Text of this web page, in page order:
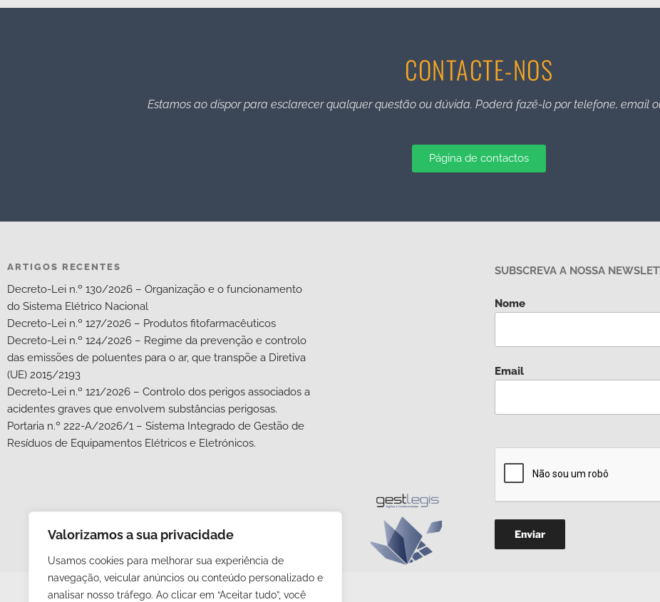
Valorizamos a sua privacidade
Usamos cookies para melhorar sua experiência de
navegação, veicular anúncios ou conteúdo personalizado e
analisar nosso tráfego. Ao clicar em “Aceitar tudo”, você
CONTACTE-NOS
Estamos ao dispor para esclarecer qualquer questão ou dúvida. Poderá fazê-lo por telefone, email
Página de contactos
ARTIGOS RECENTES
Decreto-Lei n.º 130/2026 – Organização e o funcionamento
do Sistema Elétrico Nacional
Decreto-Lei n.º 127/2026 – Produtos fitofarmacêuticos
Decreto-Lei n.º 124/2026 – Regime da prevenção e controlo
das emissões de poluentes para o ar, que transpõe a Diretiva
(UE) 2015/2193
Decreto-Lei n.º 121/2026 – Controlo dos perigos associados a
acidentes graves que envolvem substâncias perigosas.
Portaria n.º 222-A/2026/1 – Sistema Integrado de Gestão de
Resíduos de Equipamentos Elétricos e Eletrónicos.
SUBSCREVA A NOSSA
Nome
Email